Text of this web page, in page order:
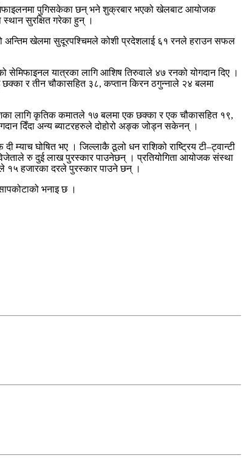
पुगिसकेका छन् भने शुक्रबार भएको खेलबाट आयोजक
सुरक्षित गरेका हुन् ।
अन्तिम खेलमा सुदूरपश्चिमले कोशी प्रदेशलाई ६१ रनले हराउन सफल
यात्रका लागि आशिष तिरुवाले ४७ रनको योगदान दिए ।
छक्का र तीन चौकासहित ३८, कप्तान किरन ठगुन्नाले २४ बलमा
लागि कृतिक कमातले १७ बलमा एक छक्का र एक चौकासहित १९,
दिँदा अन्य ब्याटरहरुले दोहोरो अङ्क जोड्न सकेनन् ।
घोषित भए । जिल्लाकै ठूलो धन राशिको राष्ट्रिय टी–ट्वान्टी
रु दुई लाख पुरस्कार पाउनेछन् । प्रतियोगिता आयोजक संस्था
१५ हजारका दरले पुरस्कार पाउने छन् ।
भनाइ छ ।